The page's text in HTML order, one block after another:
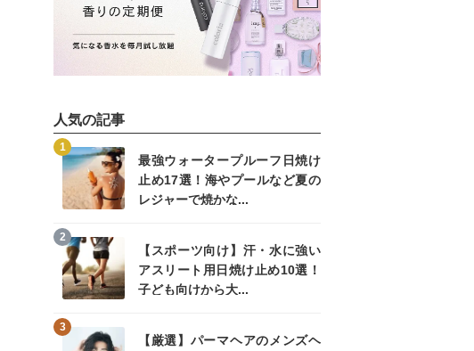
人気の記事
最強ウォータープルーフ日焼け
止め17選！海やプールなど夏の
レジャーで焼かな...
1
【スポーツ向け】汗・水に強い
アスリート用日焼け止め10選！
子ども向けから大...
2
【厳選】パーマヘアのメンズヘ
3